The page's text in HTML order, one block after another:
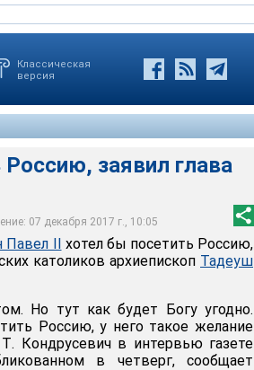
Классическая
версия
заявил глава
07 декабря 2017 г., 10:05
Павел II хотел бы посетить Россию,
католиков архиепископ Тадеуш
Но тут как будет Богу угодно.
Россию, у него такое желание
Кондрусевич в интервью газете
в четверг, сообщает